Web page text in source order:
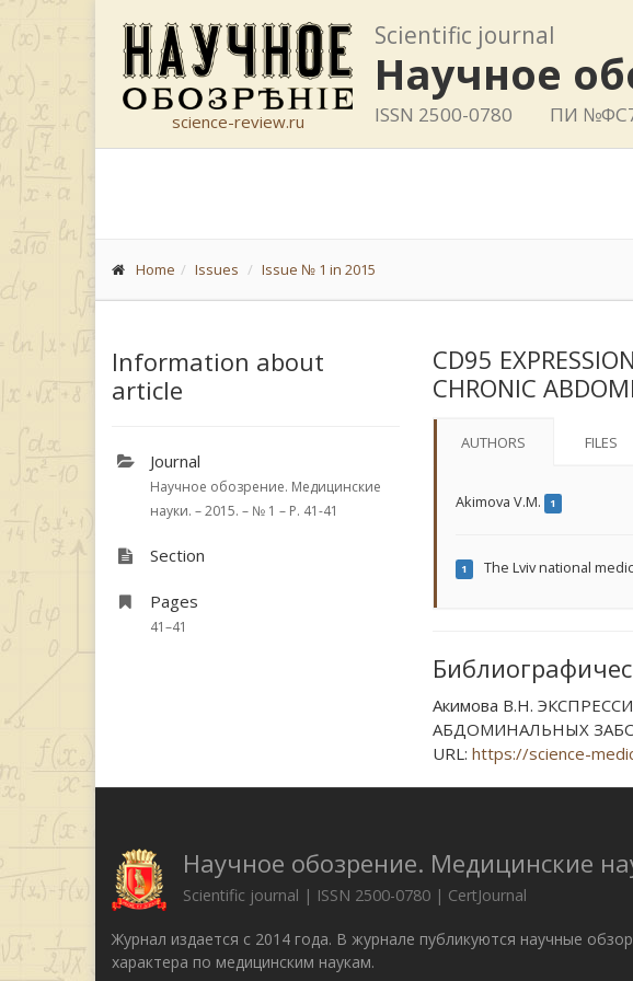
science-review.ru
Scientific journal
Научное
ISSN 2500-0780 ПИ
Home Issues Issue № 1 in 2015
Information about
article
Journal
Научное обозрение. Медицинские
науки. – 2015. – № 1 – P. 41-41
Section
Pages
41–41
CD95
CHRONIC
AUTHORS FILES
Akimova V.M. 1
1 The Lviv national
Акимова В.Н.
АБДОМИНАЛЬНЫХ
URL: https://science-
Научное обозрение. Медицинские
Scientific journal | ISSN 2500-0780 | CertJournal
Журнал издается с 2014 года. В журнале публикуются научные
характера по медицинским наукам.